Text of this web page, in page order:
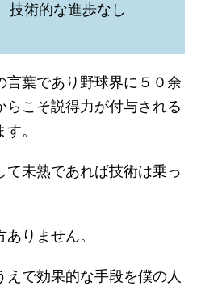
技術的な進歩なし
言葉であり野球界に５０余
こそ説得力が付与される
。
て未熟であれば技術は乗っ
りません。
で効果的な手段を僕の人